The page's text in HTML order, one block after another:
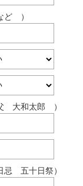
ど ）
大和太郎 ）
忌 五十日祭）